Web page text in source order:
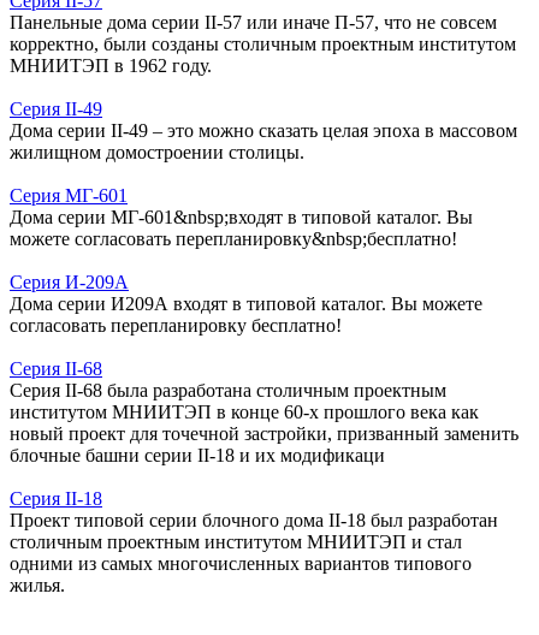
Панельные дома серии II-57 или иначе П-57, что не совсем
корректно, были созданы столичным проектным институтом
МНИИТЭП в 1962 году.
Серия II-49
Дома серии II-49 – это можно сказать целая эпоха в массовом
жилищном домостроении столицы.
Серия МГ-601
Дома серии МГ-601&nbsp;входят в типовой каталог. Вы
можете согласовать перепланировку&nbsp;бесплатно!
Серия И-209А
Дома серии И209А входят в типовой каталог. Вы можете
согласовать перепланировку бесплатно!
Серия II-68
Серия II-68 была разработана столичным проектным
институтом МНИИТЭП в конце 60-х прошлого века как
новый проект для точечной застройки, призванный заменить
блочные башни серии II-18 и их модификаци
Серия II-18
Проект типовой серии блочного дома II-18 был разработан
столичным проектным институтом МНИИТЭП и стал
одними из самых многочисленных вариантов типового
жилья.